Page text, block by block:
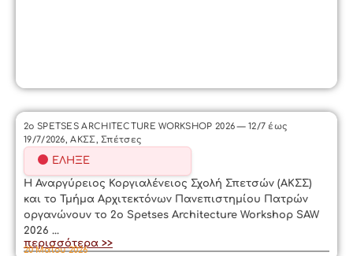
2ο SPETSES ARCHITECTURE WORKSHOP 2026 — 12/7 έως
19/7/2026, ΑΚΣΣ, Σπέτσες
ΈΛΗΞΕ
Η Αναργύρειος Κοργιαλένειος Σχολή Σπετσών (ΑΚΣΣ)
και το Τμήμα Αρχιτεκτόνων Πανεπιστημίου Πατρών
οργανώνουν το 2ο Spetses Architecture Workshop SAW
2026 ...
περισσότερα >>
20 Μαΐου 2026